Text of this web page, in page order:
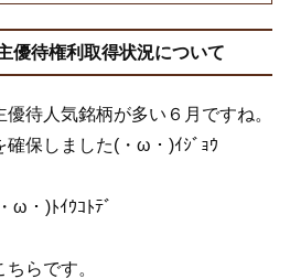
優待権利取得状況について
待人気銘柄が多い６月ですね。
確保しました(・ω・)ｲｼﾞｮｳ
ω・)ﾄｲｳｺﾄﾃﾞ
らです。